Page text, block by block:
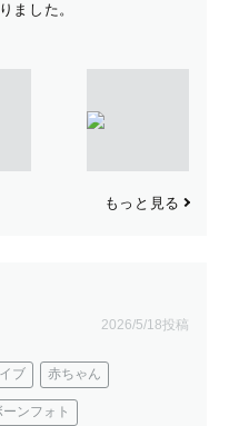
＿
わず）
ョンフォト
ました。
もっと見る
2026/5/18投稿
ブ 赤ちゃん
ンフォト